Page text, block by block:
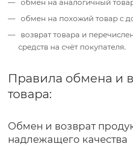
обмен на аналогичный
обмен на похожий товар с
возврат товара и
средств на счёт покупателя.
Правила обмена и
товара:
Обмен и возврат
надлежащего качества